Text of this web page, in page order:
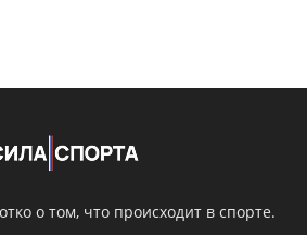
о том, что происходит в спорте.